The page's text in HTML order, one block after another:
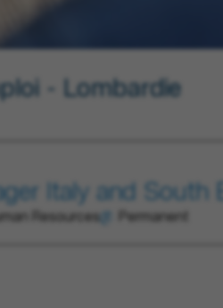
- Lombardie
Italy and South
Resources Permanent